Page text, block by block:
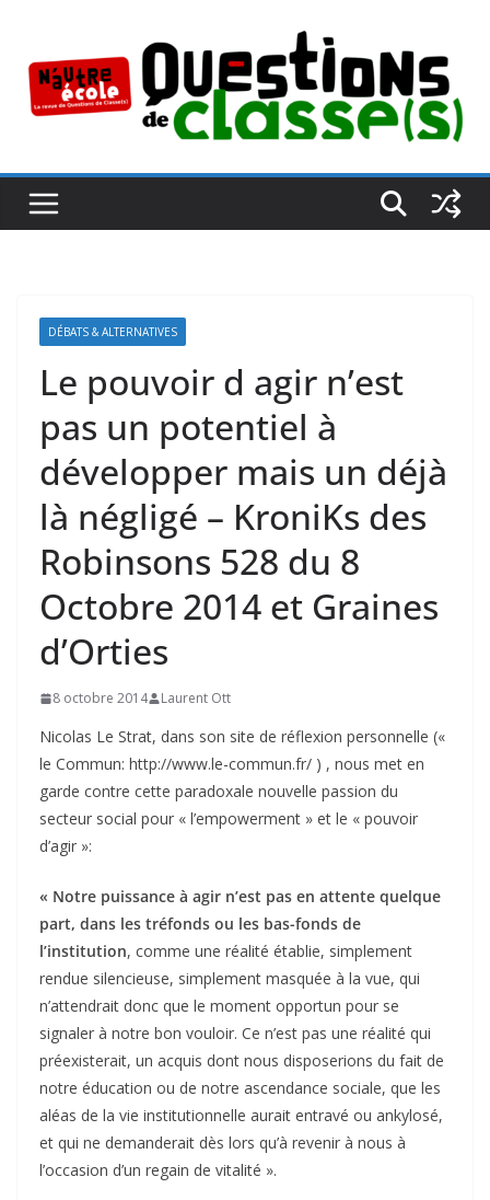
contenu
DÉBATS & ALTERNATIVES
Le pouvoir d agir n’est
pas un potentiel à
développer mais un déjà
là négligé – KroniKs des
Robinsons 528 du 8
Octobre 2014 et Graines
d’Orties
8 octobre 2014 Laurent Ott
Nicolas Le Strat, dans son site de réflexion personnelle («
le Commun: http://www.le-commun.fr/ ) , nous met en
garde contre cette paradoxale nouvelle passion du
secteur social pour « l’empowerment » et le « pouvoir
d’agir »:
« Notre puissance à agir n’est pas en attente quelque
part, dans les tréfonds ou les bas-fonds de
l’institution, comme une réalité établie, simplement
rendue silencieuse, simplement masquée à la vue, qui
n’attendrait donc que le moment opportun pour se
signaler à notre bon vouloir. Ce n’est pas une réalité qui
préexisterait, un acquis dont nous disposerions du fait de
notre éducation ou de notre ascendance sociale, que les
aléas de la vie institutionnelle aurait entravé ou ankylosé,
et qui ne demanderait dès lors qu’à revenir à nous à
l’occasion d’un regain de vitalité ».